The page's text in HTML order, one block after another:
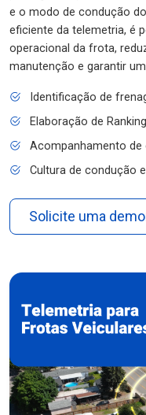
e o modo de condução
eficiente da telemetria, é
operacional da frota,
manutenção e garantir
Identificação de
Elaboração de
Acompanhamento
Cultura de condução
Solicite uma